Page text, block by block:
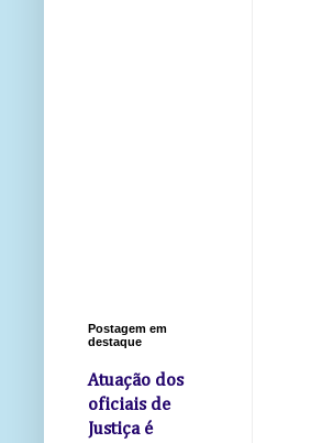
Postagem em
destaque
Atuação dos
oficiais de
Justiça é